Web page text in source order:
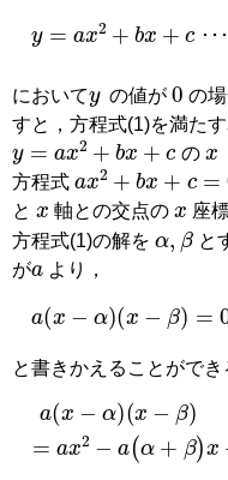
+ b +
･･
において の値が
0
の
すと，方程式(1)を満たす
y =a x 2+ bx+c
の
x
方程式
2 + bx + c = 0
と
x
軸との交点の
座
方程式(1)の解を
α β
と
が
a
より，
( x- β
と書きかえることができ
a(x α) (x-β) =a x2
a(α+ β) x+aα β